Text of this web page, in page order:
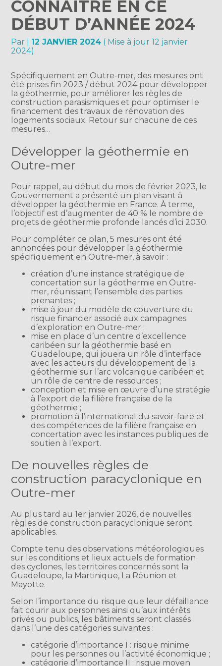
CONNAÎTRE EN CE
DÉBUT D’ANNÉE 2024
Par 12 JANVIER 2024 ( Mise à jour 12 janvier
2024)
Spécifiquement en Outre-mer, des mesures ont
été prises fin 2023 / début 2024 pour développer
la géothermie, pour améliorer les règles de
construction parasismiques et pour optimiser le
financement des travaux de rénovation des
logements sociaux. Retour sur chacune de ces
mesures…
Développer la géothermie en
Outre-mer
Pour rappel, au début du mois de février 2023, le
Gouvernement a présenté un plan visant à
développer la géothermie en France. À terme,
l’objectif est d’augmenter de 40 % le nombre de
projets de géothermie profonde lancés d’ici 2030.
Pour compléter ce plan, 5 mesures ont été
annoncées pour développer la géothermie
spécifiquement en Outre-mer, à savoir :
création d’une instance stratégique de
concertation sur la géothermie en Outre-
mer, réunissant l’ensemble des parties
prenantes ;
mise à jour du modèle de couverture du
risque financier associé aux campagnes
d’exploration en Outre-mer ;
mise en place d’un centre d’excellence
caribéen sur la géothermie basé en
Guadeloupe, qui jouera un rôle d’interface
avec les acteurs du développement de la
géothermie sur l’arc volcanique caribéen et
un rôle de centre de ressources ;
conception et mise en œuvre d’une stratégie
à l’export de la filière française de la
géothermie ;
promotion à l’international du savoir-faire et
des compétences de la filière française en
concertation avec les instances publiques de
soutien à l’export.
De nouvelles règles de
construction paracyclonique en
Outre-mer
Au plus tard au 1er janvier 2026, de nouvelles
règles de construction paracyclonique seront
applicables.
Compte tenu des observations météorologiques
sur les conditions et lieux actuels de formation
des cyclones, les territoires concernés sont la
Guadeloupe, la Martinique, La Réunion et
Mayotte.
Selon l’importance du risque que leur défaillance
fait courir aux personnes ainsi qu’aux intérêts
privés ou publics, les bâtiments seront classés
dans l’une des catégories suivantes :
catégorie d’importance I : risque minime
pour les personnes ou l’activité économique ;
catégorie d’importance II : risque moyen